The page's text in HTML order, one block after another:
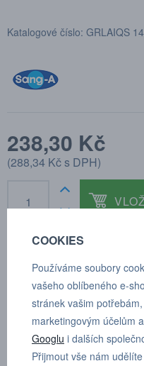
Katalogové číslo: GRLAIQS
238,30 Kč
(288,34 Kčs DPH)
TECHNICKÉ ÚDAJE
Škrtící zpětný ventil pro
kroužkem, vnější šestihran,
COOKIES
Používáme soubory
vašeho oblíbeného e-
stránek vašim
marketingovým účelům
Googlu i dalších
Přijmout vše nám